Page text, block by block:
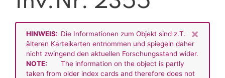
×
HINWEIS: Die Informationen zum Objekt sind z.T.
älteren Karteikarten entnommen und spiegeln daher
nicht zwingend den aktuellen Forschungsstand wider.
NOTE:
The information on the object is partly
taken from older index cards and therefore does not